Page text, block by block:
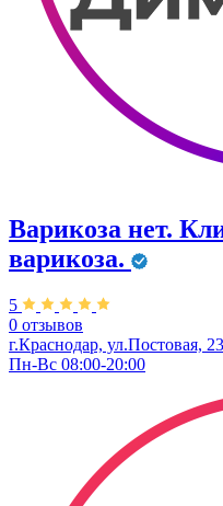
Варикоза нет.
варикоза.
5
0 отзывов
г.Краснодар, ул.Постовая, 23
Пн-Вс 08:00-20:00